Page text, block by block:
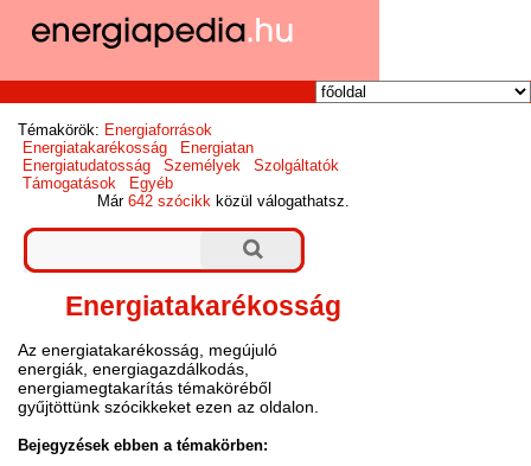
Témakörök: Energiaforrások
Energiatakarékosság
Energiatan
Energiatudatosság
Személyek
Szolgáltatók
Támogatások
Egyéb
Már642 szócikk közül válogathatsz.
Energiatakarékosság
Az energiatakarékosság, megújuló
energiák, energiagazdálkodás,
energiamegtakarítás témaköréből
gyűjtöttünk szócikkeket ezen az oldalon.
Bejegyzések ebben a témakörben: